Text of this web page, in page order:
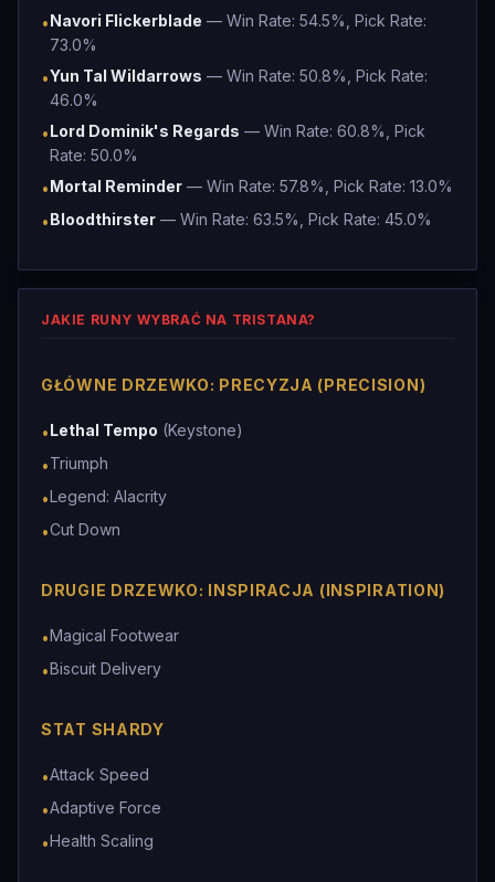
•Navori Flickerblade — Win Rate: 54.5%, Pick Rate:
73.0%
•Yun Tal Wildarrows — Win Rate: 50.8%, Pick Rate:
46.0%
•Lord Dominik's Regards — Win Rate: 60.8%, Pick
Rate: 50.0%
•Mortal Reminder — Win Rate: 57.8%, Pick Rate: 13.0%
•Bloodthirster — Win Rate: 63.5%, Pick Rate: 45.0%
JAKIE RUNY WYBRAĆ NA TRISTANA?
GŁÓWNE DRZEWKO: PRECYZJA (PRECISION)
•Lethal Tempo (Keystone)
•Triumph
•Legend: Alacrity
•Cut Down
DRUGIE DRZEWKO: INSPIRACJA (INSPIRATION)
•Magical Footwear
•Biscuit Delivery
STAT SHARDY
•Attack Speed
•Adaptive Force
•Health Scaling